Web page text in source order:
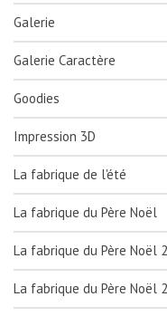
Galerie
Galerie Caractère
Goodies
Impression 3D
La fabrique de l'été
La fabrique du Père Noël
La fabrique du Père Noël
La fabrique du Père Noël